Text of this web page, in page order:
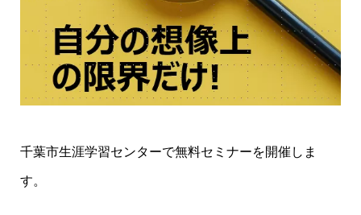
千葉市生涯学習センターで無料セミナーを開催しま
す。